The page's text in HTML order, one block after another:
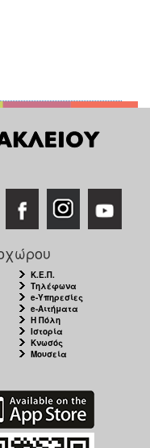
Κ.Ε.Π.
Τηλέφωνα
e-Υπηρεσίες
e-Αιτήματα
Η Πόλη
Ιστορία
Κνωσός
Μουσεία